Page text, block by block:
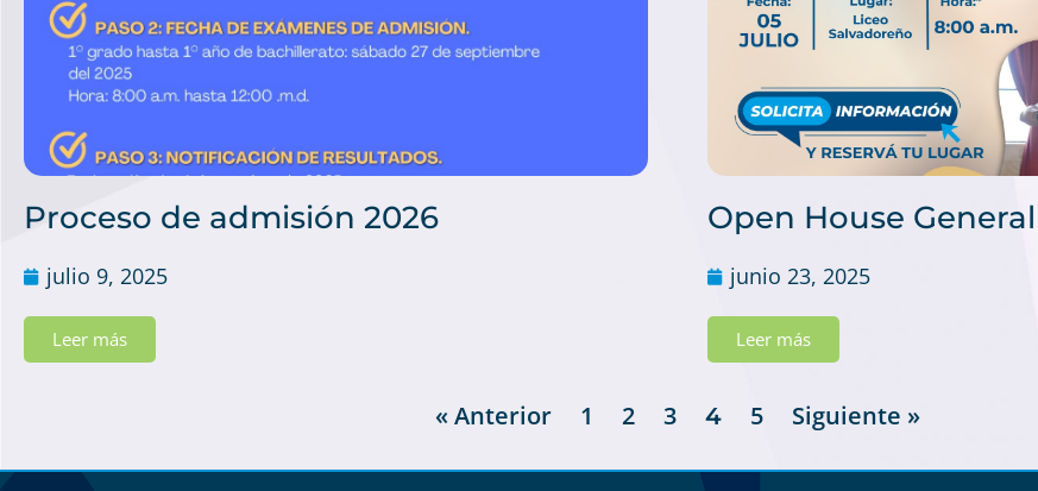
Proceso de admisión 2026
julio 9, 2025
Leer más
Open House General
junio 23, 2025
Leer más
« Anterior 1 2 3 4 5 Siguiente »